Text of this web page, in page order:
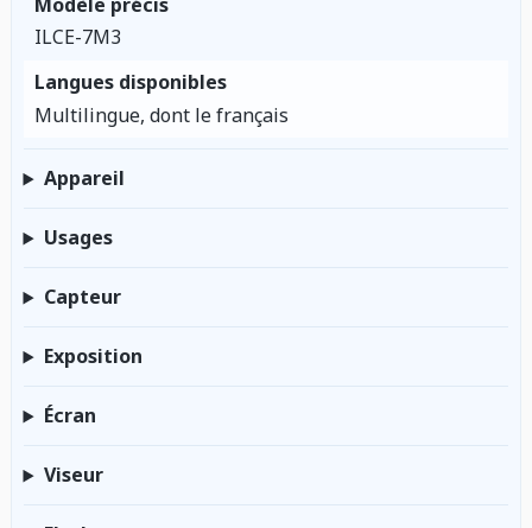
ILCE-7M3
Langues disponibles
Multilingue, dont le français
Appareil
Usages
Capteur
Exposition
Écran
Viseur